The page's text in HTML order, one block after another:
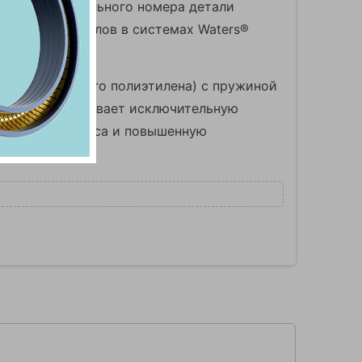
оригинального номера детали
насосных узлов в системах Waters®
полиэтилена) с пружиной
обеспечивает исключительную
работу насоса и повышенную
системы.